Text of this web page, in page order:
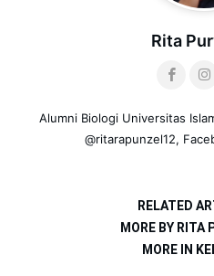
Rita
Alumni Biologi Universitas
@ritarapunzel12,
RELATED
MORE BY RITA
MORE IN